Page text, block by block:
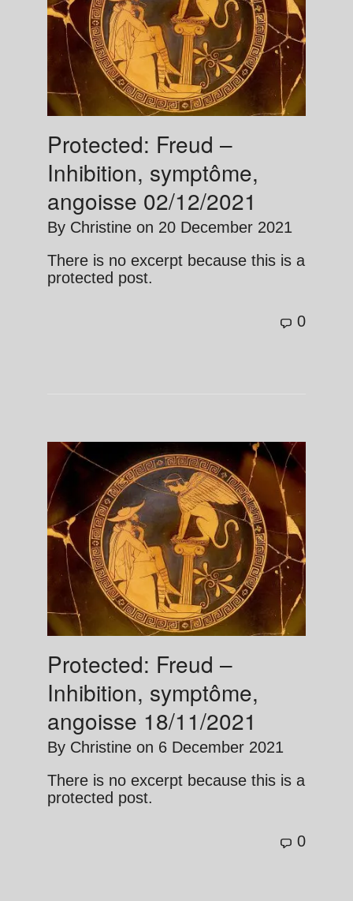
Protected: Freud –
Inhibition, symptôme,
angoisse 02/12/2021
By Christine on 20 December 2021
There is no excerpt because this is a
protected post.
0
Protected: Freud –
Inhibition, symptôme,
angoisse 18/11/2021
By Christine on 6 December 2021
There is no excerpt because this is a
protected post.
0